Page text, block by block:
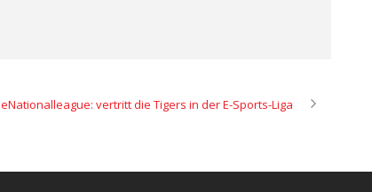
eNationalleague: vertritt die Tigers in der E-Sports-Liga